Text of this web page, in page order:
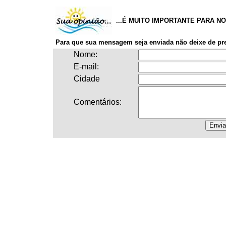
...É MUITO IMPORTANTE PARA
Para que sua mensagem seja enviada não deixe de
Nome:
E-mail:
Cidade
Comentários: